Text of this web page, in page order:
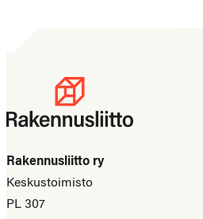
Rakennusliitto ry
Keskustoimisto
PL 307